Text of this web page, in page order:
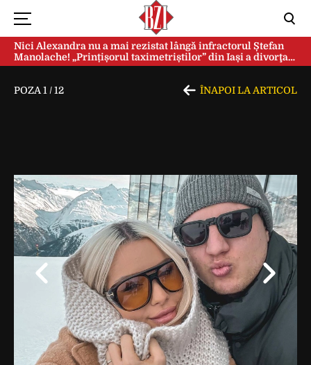
Nici Alexandra nu a mai rezistat lângă infractorul Ștefan
Manolache! „Prințișorul taximetriștilor” din Iași a divorţat
după doi ani de căsnicie
POZA 1 /12 ÎNAPOI LA ARTICOL